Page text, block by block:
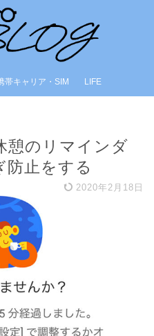
帯キャリア・SIM LIFE
憩のリマインダ
防止をする
2020年2月18日